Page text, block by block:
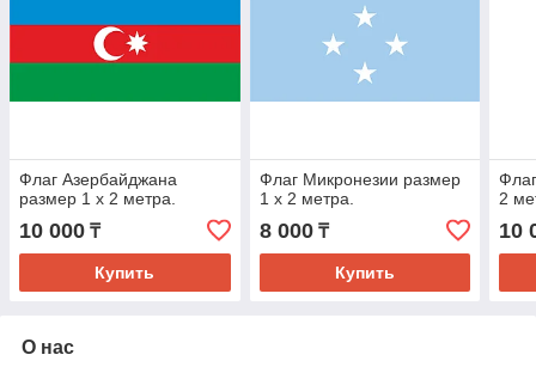
Флаг Азербайджана
размер 1 х 2 метра.
10 000 ₸
Купить
Флаг Микронезии размер
1 х 2 метра.
8 000₸
Купить
2
10
О нас